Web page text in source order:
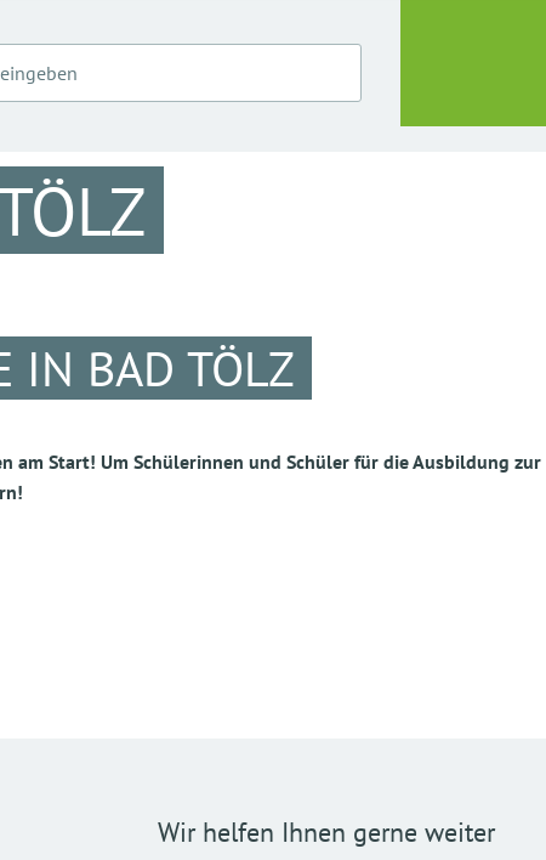
IN BAD TÖLZ
am Start! Um Schülerinnen und Schüler für die Ausbildung
Wir helfen Ihnen gerne weiter